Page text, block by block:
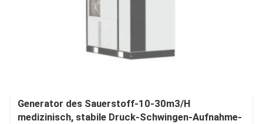
Generator des Sauerstoff-10-30m3/H
medizinisch, stabile Druck-Schwingen-Aufnahme-